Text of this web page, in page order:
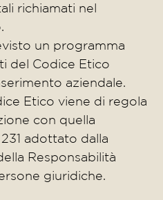
richiamati nel
un programma
del Codice Etico
aziendale.
Etico viene di regola
con quella
adottato dalla
Responsabilità
giuridiche.